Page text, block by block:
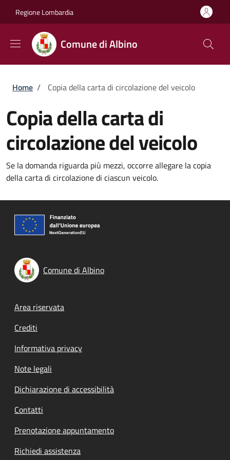
Regione Lombardia
Comune di Albino
Briciole di pane
Home / Copia della carta di circolazione del veicolo
Copia della carta di
circolazione del veicolo
Se la domanda riguarda più mezzi, occorre allegare la copia
della carta di circolazione di ciascun veicolo.
Comune di Albino
Footer menu
Area riservata
Crediti
Informativa privacy
Note legali
Dichiarazione di accessibilità
Contatti
Prenotazione appuntamento
Richiedi assistenza